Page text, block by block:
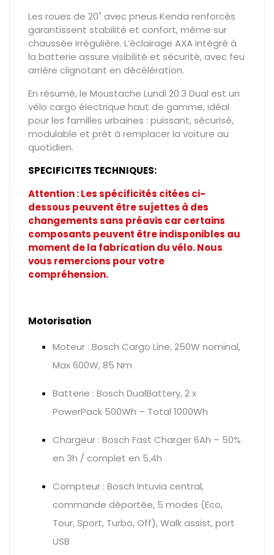
Les roues de 20" avec pneus Kenda renforcés
garantissent stabilité et confort, même sur
chaussée irrégulière. L’éclairage AXA intégré à
la batterie assure visibilité et sécurité, avec feu
arrière clignotant en décélération.
En résumé, le Moustache Lundi 20.3 Dual est un
vélo cargo électrique haut de gamme, idéal
pour les familles urbaines : puissant, sécurisé,
modulable et prêt à remplacer la voiture au
quotidien.
SPECIFICITES TECHNIQUES:
Attention : Les spécificités citées ci-
dessous peuvent être sujettes à des
changements sans préavis car certains
composants peuvent être indisponibles au
moment de la fabrication du vélo. Nous
vous remercions pour votre
compréhension.
Motorisation
Moteur : Bosch Cargo Line, 250W nominal,
Max 600W, 85 Nm
Batterie : Bosch DualBattery, 2 x
PowerPack 500Wh – Total 1000Wh
Chargeur : Bosch Fast Charger 6Ah – 50%
en 3h / complet en 5,4h
Compteur : Bosch Intuvia central,
commande déportée, 5 modes (Eco,
Tour, Sport, Turbo, Off), Walk assist, port
USB